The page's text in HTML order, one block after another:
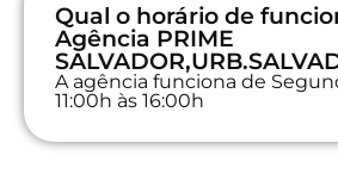
Qual o horário de
Agência PRIME
A agência funciona de
11:00h às 16:00h